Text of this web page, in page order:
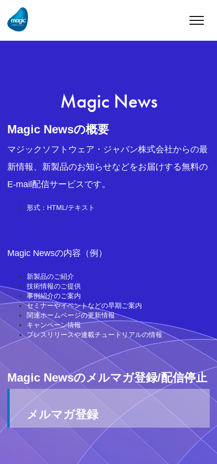
Toggle
Magic News
Magic Newsの概要
マジックソフトウェア・ジャパン株式会社からの最
新情報、新製品のお知らせなどをお届けする無料の
E-mail配信サービスです。
形式：HTML/テキスト
Magic Newsの内容（例）
新製品のご紹介
技術情報のご提供
事例紹介のご案内
セミナーやイベントなどの早期ご案内
関連ホームページの更新情報
キャンペーン情報
プレスリリースや連載チュートリアルの情報
Magic Newsのメルマガ登録/配信停止
メルマガ登録